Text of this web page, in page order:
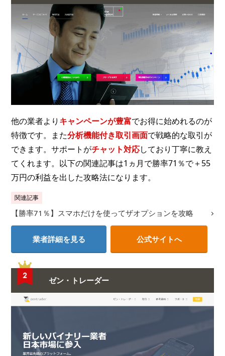
他の業者より キャンペーンが豊富でお得に始めれるのが
特徴です。また分析機能付き取引画面で戦略的な取引が
できます。サポートがチャット対応しており丁寧に教え
てくれます。以下の関連記事は1ヵ月で勝率71％で＋55
万円の利益を出した攻略法になります。
関連記事
【勝率71％】スマホだけを使ってザオプションを攻略
業者詳細を見る 公式サイトへ
ゼン・トレーダー